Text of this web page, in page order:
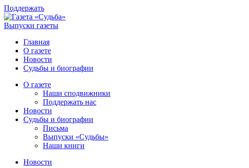
Поддержать
Выпуски газеты
Главная
О газете
Новости
Судьбы и биографии
О газете
Наши сподвижники
Поддержать нас
Новости
Судьбы и биографии
Письма
Выпуски «Судьбы»
Наши книги
Новости